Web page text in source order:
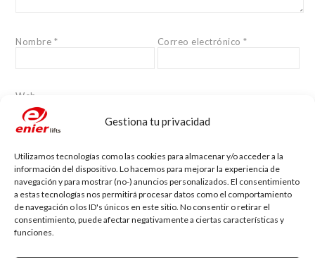
Gestiona tu privacidad
Utilizamos tecnologías como las cookies para almacenar y/o acceder a la
información del dispositivo. Lo hacemos para mejorar la experiencia de
navegación y para mostrar (no-) anuncios personalizados. El consentimiento
a estas tecnologías nos permitirá procesar datos como el comportamiento
de navegación o los ID's únicos en este sitio. No consentir o retirar el
consentimiento, puede afectar negativamente a ciertas características y
funciones.
Nombre * Correo electrónico*
Web
Blog de accesibilidad